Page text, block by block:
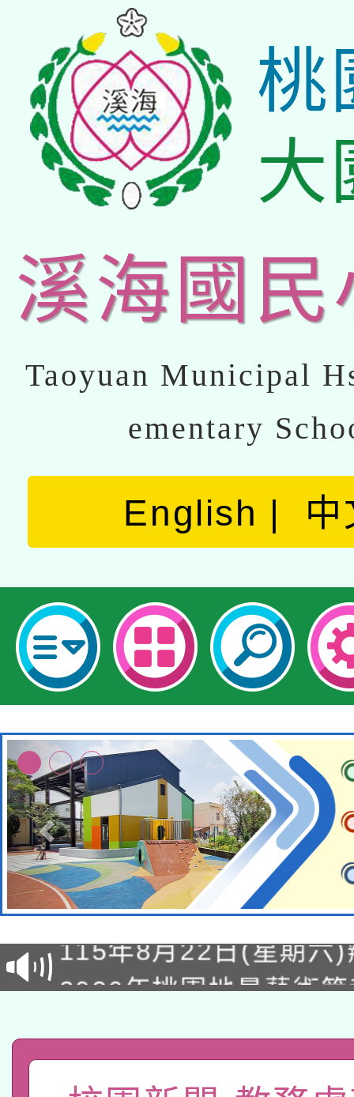
桃
大
溪海國民
Taoyuan Municipal
ementary
English 中
轉知經濟部水利署委託
業技術研究院辦理「
用水績優單位及節水達
動」
115年8月22日(星期六
桃園市孔廟祈福系列
2026年桃園地景藝術
關事宜
轉知教育部國民及學前